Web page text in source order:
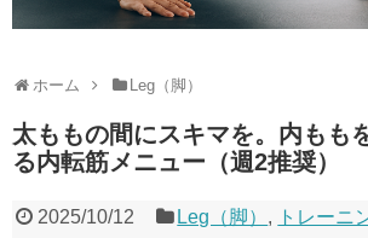
ホーム Leg（脚）
太ももの間にスキマを。内もも
る内転筋メニュー（週2推奨）
2025/10/12 Leg（脚） , トレーニ